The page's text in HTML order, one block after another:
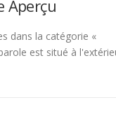
Aperçu
dans la catégorie «
est situé à